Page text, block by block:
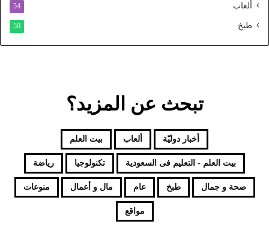
ألعاب 54
طبخ 50
تبحث عن المزيد؟
أخبار دوليّة ألعاب بيت العلم
بيت العلم - التعليم فى السعودية تكنولوجيا رياضة
صحة و جمال طبخ عام مال و أعمال منوعات
مواقع